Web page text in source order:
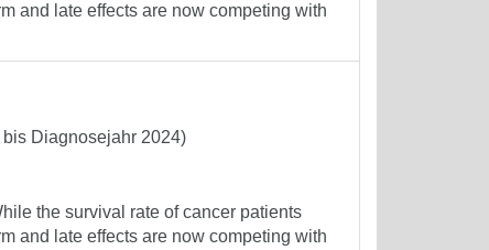
and late effects are now competing with
Diagnosejahr 2024)
the survival rate of cancer patients
and late effects are now competing with